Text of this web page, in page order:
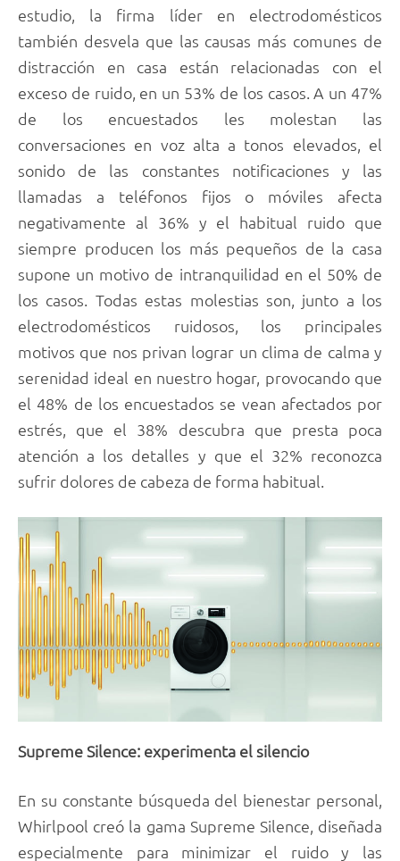
estudio, la firma líder en electrodomésticos
también desvela que las causas más comunes de
distracción en casa están relacionadas con el
exceso de ruido, en un 53% de los casos. A un 47%
de los encuestados les molestan las
conversaciones en voz alta a tonos elevados, el
sonido de las constantes notificaciones y las
llamadas a teléfonos fijos o móviles afecta
negativamente al 36% y el habitual ruido que
siempre producen los más pequeños de la casa
supone un motivo de intranquilidad en el 50% de
los casos. Todas estas molestias son, junto a los
electrodomésticos ruidosos, los principales
motivos que nos privan lograr un clima de calma y
serenidad ideal en nuestro hogar, provocando que
el 48% de los encuestados se vean afectados por
estrés, que el 38% descubra que presta poca
atención a los detalles y que el 32% reconozca
sufrir dolores de cabeza de forma habitual.
Supreme Silence: experimenta el silencio
En su constante búsqueda del bienestar personal,
Whirlpool creó la gama Supreme Silence, diseñada
especialmente para minimizar el ruido y las